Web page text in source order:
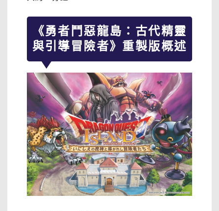
《勇者鬥惡龍島：古代精靈
與引導冒險者》重製版概述